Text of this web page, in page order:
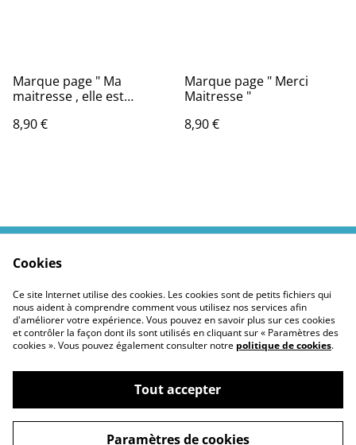
Marque page " Ma
maitresse , elle est
8,90 €
Marque page " Merci
Maitresse "
8,90 €
Politiques Site
Confidentialité des
cookies
©2026Moustickat Cie
Cookies
Ce site Internet utilise des cookies. Les cookies sont de petits fichiers qui
nous aident à comprendre comment vous utilisez nos services afin
d'améliorer votre expérience. Vous pouvez en savoir plus sur ces cookies
et contrôler la façon dont ils sont utilisés en cliquant sur « Paramètres des
cookies ». Vous pouvez également consulter notre politique de cookies.
Tout accepter
Paramètres de cookies